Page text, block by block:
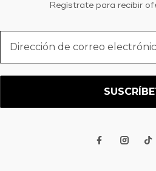
Regístrate para recibir
de